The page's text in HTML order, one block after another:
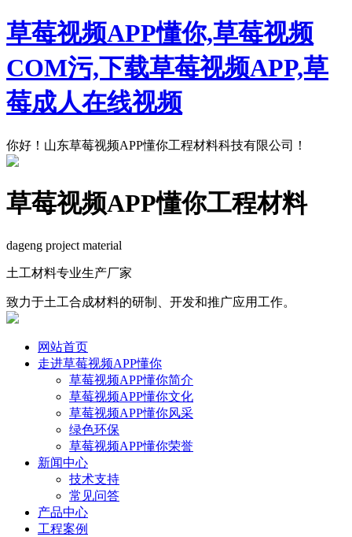
草莓视频APP懂你,草莓视频
COM污,下载草莓视频APP,草
莓成人在线视频
你好！山东草莓视频APP懂你工程材料科技有限公司！
草莓视频APP懂你工程材料
dageng project material
土工材料专业生产厂家
致力于土工合成材料的研制、开发和推广应用工作。
网站首页
走进草莓视频APP懂你
草莓视频APP懂你简介
草莓视频APP懂你文化
草莓视频APP懂你风采
绿色环保
草莓视频APP懂你荣誉
新闻中心
技术支持
常见问答
产品中心
工程案例